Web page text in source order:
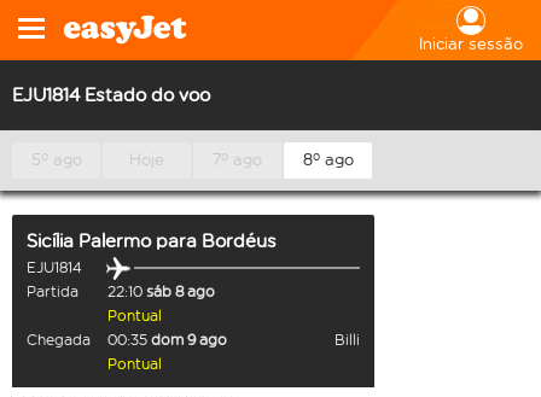
Iniciar sessão
EJU1814 Estado do voo
5º ago Hoje 7º ago 8º ago
Sicília Palermo para Bordéus
EJU1814
Partida
22:10 sáb 8 ago
Pontual
Chegada
00:35 dom 9 ago
Billi
Pontual